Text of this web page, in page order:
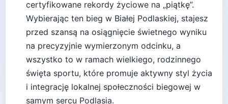
certyfikowane rekordy życiowe na „piątkę”.
Wybierając ten bieg w Białej Podlaskiej, stajesz
przed szansą na osiągnięcie świetnego wyniku
na precyzyjnie wymierzonym odcinku, a
wszystko to w ramach wielkiego, rodzinnego
święta sportu, które promuje aktywny styl życia
i integrację lokalnej społeczności biegowej w
samym sercu Podlasia.